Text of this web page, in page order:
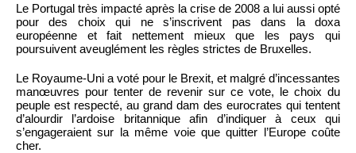
Le Portugal très impacté après la crise de 2008 a lui aussi opté
pour des choix qui ne s’inscrivent pas dans la doxa
européenne et fait nettement mieux que les pays qui
poursuivent aveuglément les règles strictes de Bruxelles.
Le Royaume-Uni a voté pour le Brexit, et malgré d’incessantes
manœuvres pour tenter de revenir sur ce vote, le choix du
peuple est respecté, au grand dam des eurocrates qui tentent
d’alourdir l’ardoise britannique afin d’indiquer à ceux qui
s’engageraient sur la même voie que quitter l’Europe coûte
cher.